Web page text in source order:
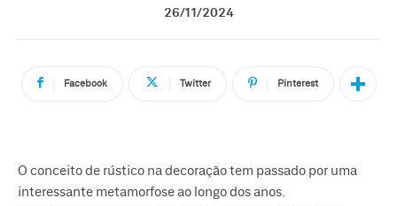
26/11/2024
Facebook Twitter Pinterest
O conceito de rústico na decoração tem passado por uma
interessante metamorfose ao longo dos anos.